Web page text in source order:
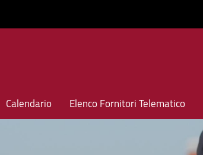
Calendario Elenco Fornitori Telematico